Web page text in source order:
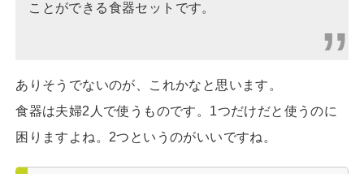
ことができる食器セットです。
ありそうでないのが、これかなと思います。
食器は夫婦2人で使うものです。1つだけだと使うのに
困りますよね。2つというのがいいですね。